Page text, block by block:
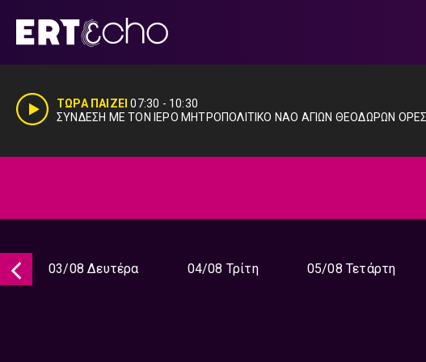
περιεχόμενο
ΤΩΡΑ ΠΑΙΖΕΙ 07:30 - 10:30
ΣΥΝΔΕΣΗ ΜΕ ΤΟΝ ΙΕΡΟ ΜΗΤΡΟΠΟΛΙΤΙΚΟ ΝΑΟ ΑΓΙΩΝ ΘΕΟΔΩΡΩΝ
03/08 Δευτέρα 04/08 Τρίτη 05/08 Τετάρτη